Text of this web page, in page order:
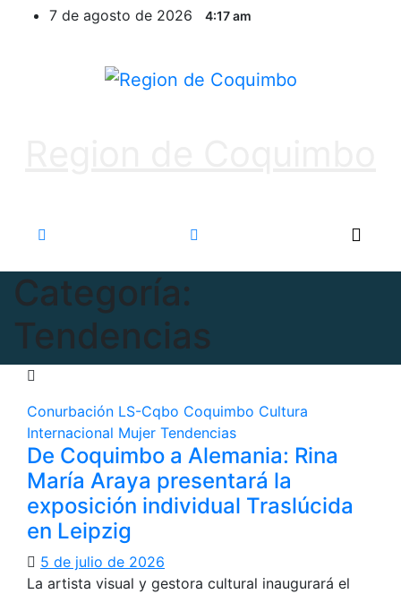
7 de agosto de 2026 4:17 am
Categoría:
Tendencias
Conurbación LS-Cqbo Coquimbo Cultura
Internacional Mujer Tendencias
De Coquimbo a Alemania: Rina
María Araya presentará la
exposición individual Traslúcida
en Leipzig
5 de julio de 2026
La artista visual y gestora cultural inaugurará el